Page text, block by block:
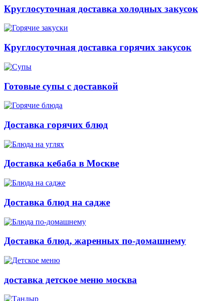
Круглосуточная доставка холодных закусок
Круглосуточная доставка горячих закусок
Готовые супы с доставкой
Доставка горячих блюд
Доставка кебаба в Москве
Доставка блюд на садже
Доставка блюд, жаренных по-домашнему
доставка детское меню москва